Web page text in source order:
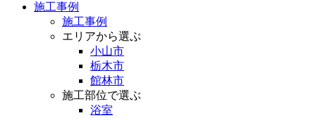
施工事例
施工事例
エリアから選ぶ
小山市
栃木市
館林市
施工部位で選ぶ
浴室